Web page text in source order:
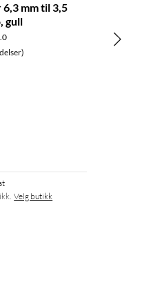
mm til 3,5
gull
Velg butikk